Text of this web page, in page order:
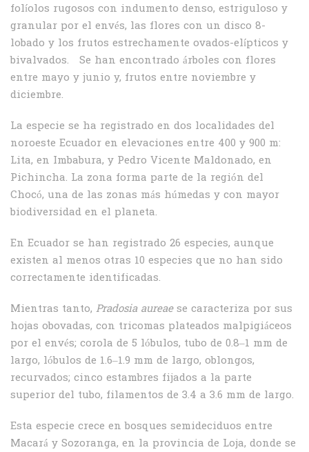
folíolos rugosos con indumento denso, estriguloso y
granular por el envés, las flores con un disco 8-
lobado y los frutos estrechamente ovados-elípticos y
bivalvados. Se han encontrado árboles con flores
entre mayo y junio y, frutos entre noviembre y
diciembre.
La especie se ha registrado en dos localidades del
noroeste Ecuador en elevaciones entre 400 y 900 m:
Lita, en Imbabura, y Pedro Vicente Maldonado, en
Pichincha. La zona forma parte de la región del
Chocó, una de las zonas más húmedas y con mayor
biodiversidad en el planeta.
En Ecuador se han registrado 26 especies, aunque
existen al menos otras 10 especies que no han sido
correctamente identificadas.
Mientras tanto, Pradosia aureaese caracteriza por sus
hojas obovadas, con tricomas plateados malpigiáceos
por el envés; corola de 5 lóbulos, tubo de 0.8–1 mm de
largo, lóbulos de 1.6–1.9 mm de largo, oblongos,
recurvados; cinco estambres fijados a la parte
superior del tubo, filamentos de 3.4 a 3.6 mm de largo.
Esta especie crece en bosques semideciduos entre
Macará y Sozoranga, en la provincia de Loja, donde se